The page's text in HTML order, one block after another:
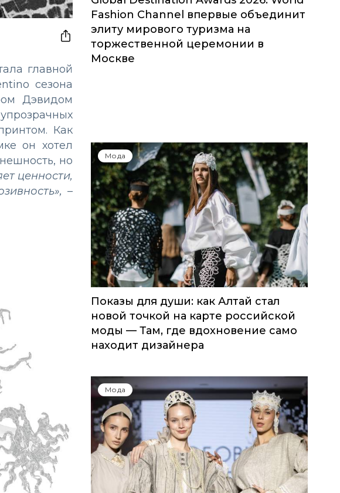
главной
сезона
Дэвидом
Как
он хотел
но
ценности,
–
Fashion Channel впервые объединит
элиту мирового туризма на
торжественной церемонии в
Москве
Мода
Показы для души: как Алтай стал
новой точкой на карте российской
моды — Там, где вдохновение само
находит дизайнера
Мода